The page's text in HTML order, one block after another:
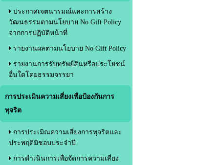
ประกาศเจตนารมณ์และการสร้าง
วัฒนธรรมตามนโยบาย No Gift Policy
จากการปฏิบัติหน้าที่
รายงานผลตามนโยบาย No Gift Policy
รายงานการรับทรัพย์สินหรือประโยชน์
อื่นใดโดยธรรมจรรยา
การประเมินความเสี่ยงเพื่อป้องกันการ
ทุจริต
การประเมิณความเสี่ยงการทุจริตและ
ประพฤติมิชอบประจำปี
การดำเนินการเพื่อจัดการความเสี่ยง